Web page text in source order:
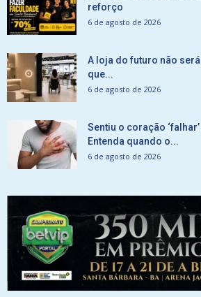
reforço
6 de agosto de 2026
A loja do futuro não
que...
6 de agosto de 2026
Sentiu o coração
Entenda quando o...
6 de agosto de 2026